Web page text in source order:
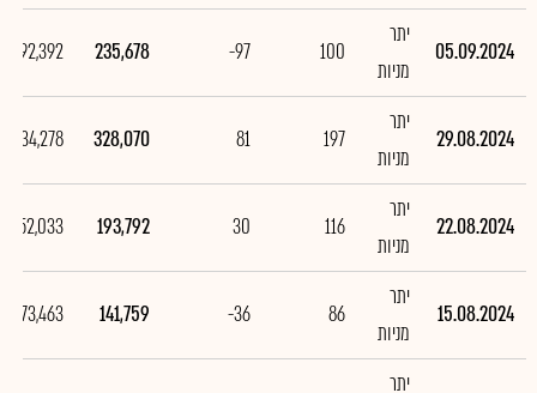
05.09.2024
יתר
מניות
100
-97
235,678
-92,392
29.08.2024
יתר
מניות
197
81
328,070
134,278
22.08.2024
יתר
מניות
116
30
193,792
52,033
15.08.2024
יתר
מניות
86
-36
141,759
-73,463
יתר